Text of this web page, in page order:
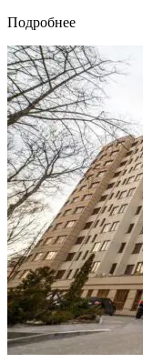
Подробнее